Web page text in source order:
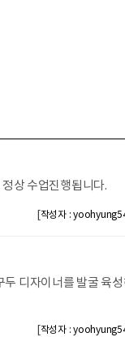
상 수업진행됩니다.
작성자 :
디자이너를 발굴 육
작성자 :